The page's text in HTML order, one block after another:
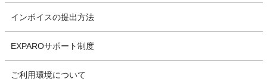
インボイスの提出方法
EXPAROサポート制度
ご利用環境について